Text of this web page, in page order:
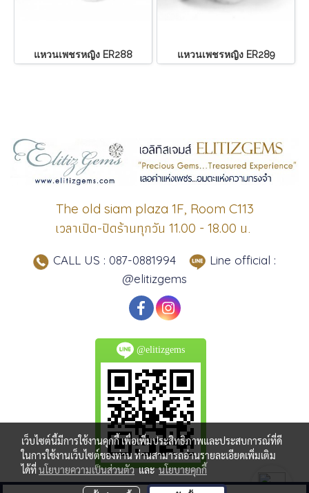
แหวนเพชรหญิง ER288 แหวนเพชรหญิง ER289
The old siam plaza 1F, Room C113
เวลาเปิด-ปิดร้านทุกวัน 11.00 - 18.00 น.
CALL US : 087-0881994
Line official :
@elitizgems
@elitizgems
เว็บไซต์นี้มีการใช้งานคุกกี้ เพื่อเพิ่มประสิทธิภาพและประสบการณ์ที่ดี
ในการใช้งานเว็บไซต์ของท่าน ท่านสามารถอ่านรายละเอียดเพิ่มเติม
ได้ที่นโยบายความเป็นส่วนตัวและนโยบายคุกกี้